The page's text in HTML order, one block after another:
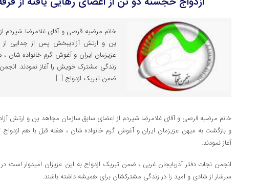
خانم مرضیه قرصی و آقای غلامرضا شیردم
ین و ارتش آزادیبخش پس از جدایی از
عزیزمان ایران و آغوش گرم خانواده شان ،
زندگی مشترک خویش را آغاز نمودند. انجمن
ضمن تبریک ازدواج […]
خانم مرضیه قرصی و آقای غلامرضا شیردم از اعضای سابق سازمان مجاهد ین و ارتش
و بازگشت به میهن عزیزمان ایران و آغوش گرم خانواده شان ، هفته قبل با هم
آغاز نمودند.
انجمن نجات دفتر آذربایجان غربی ، ضمن تبریک ازدواج به این عزیزان امیدوار است
سرشار از شادی و امید را در زندگی مشترکشان برای همیشه داشته باشند.